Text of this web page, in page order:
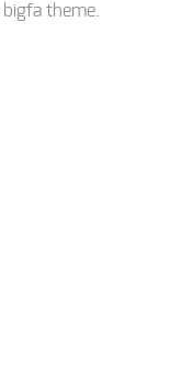
bigfa theme.